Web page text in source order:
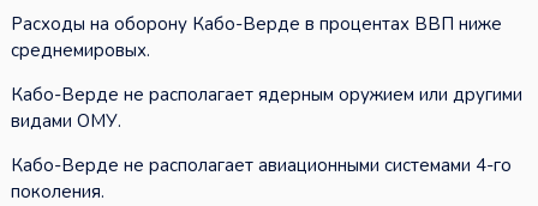
Расходы на оборону Кабо-Верде в процентах ВВП ниже
среднемировых.
Кабо-Верде не располагает ядерным оружием или другими
видами ОМУ.
Кабо-Верде не располагает авиационными системами 4-го
поколения.